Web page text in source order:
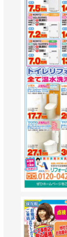
社長ブログ
AWAJYUブロ
大型工事施工
採用情報
新卒・第二新
協力会社
お問い合